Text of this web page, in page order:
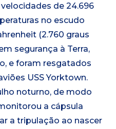
de 24.696
no escudo
(2.760 graus
segurança à Terra,
e foram resgatados
USS Yorktown.
noturno, de modo
a cápsula
a tripulação ao nascer